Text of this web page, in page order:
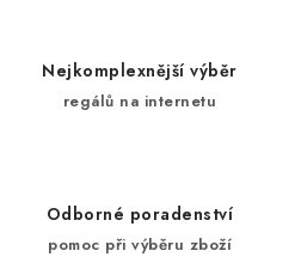
Nejkomplexnější výběr
regálů na internetu
Odborné poradenství
pomoc při výběru zboží